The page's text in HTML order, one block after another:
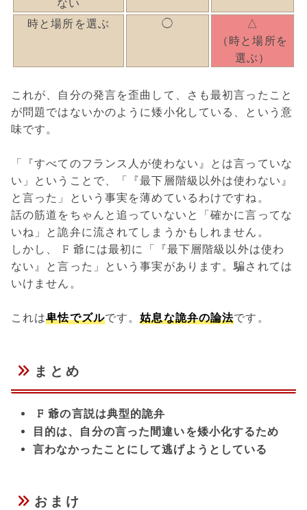
ない
時と場所を選ぶ ◯
△
（時と場所を
選ぶ）
これが、自分の発言を歪曲して、さも最初言ったこと
が問題ではないかのように矮小化している、という意
味です。
「『すべてのフランス人が使わない』とは言っていな
い」ということで、「『最下層階級以外は使わない』
と言った」という事実を薄めているわけですね。
話の筋道をちゃんと追っていないと「確かに言ってな
いね」と詭弁に流されてしまうかもしれません。
しかし、 F 爺には最初に「『最下層階級以外は使わ
ない』と言った」という事実があります。騙されては
いけません。
これは卑怯でズルです。姑息な詭弁の論法です。
まとめ
F 爺の言説は典型的詭弁
目的は、自分の言った間違いを矮小化するため
言わなかったことにして逃げようとしている
おまけ